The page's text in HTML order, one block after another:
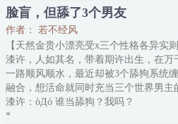
系统：“包括但不限于触碰主角触碰过
比如牵手、拥抱、接吻……”
宋爻爻脸红到耳朵尖：“！”
谢宁皖最近发现了一点不对劲，自己的
鬼。
比如冰箱里消失的冰淇淋，书房里落下
脸盲，但舔了3个男友
作者： 若不经风
【天然金贵小漂亮受x三个性格各异实
漆许，人如其名，带着期许出生，在万
一路顺风顺水，最近却被3个舔狗系
融合，想活命就同时充当三个世界男主
漆许：òДó 谁当舔狗？我吗？
*